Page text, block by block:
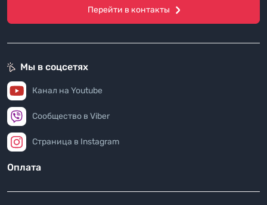
Перейти в контакты
Мы в соцсетях
Канал на Youtube
Сообщество в Viber
Страница в Instagram
Оплата